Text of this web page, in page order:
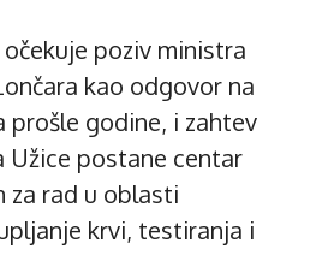
poziv ministra
kao odgovor na
prošle godine, i zahtev
Užice postane centar
za rad u oblasti
krvi, testiranja i